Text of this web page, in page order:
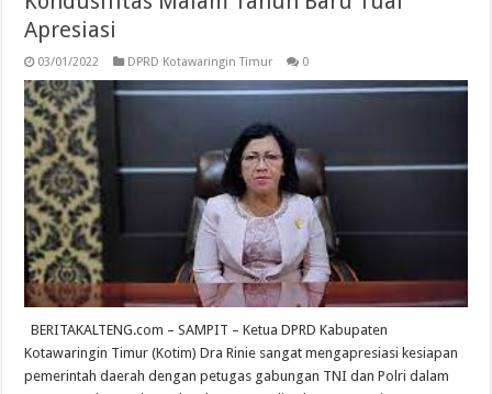
Apresiasi
03/01/2022 DPRD Kotawaringin Timur 0
BERITAKALTENG.com – SAMPIT – Ketua DPRD Kabupaten
Kotawaringin Timur (Kotim) Dra Rinie sangat mengapresiasi kesiapan
pemerintah daerah dengan petugas gabungan TNI dan Polri dalam